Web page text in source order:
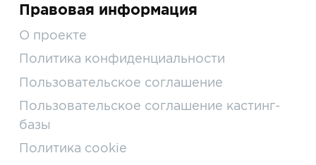
Правовая информация
О проекте
Политика конфиденциальности
Пользовательское соглашение
Пользовательское соглашение кастинг-
базы
Политика cookie